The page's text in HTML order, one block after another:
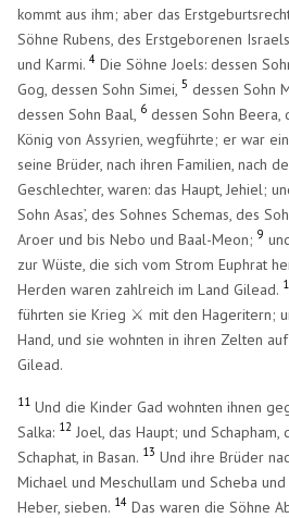
kommt aus ihm; aber das
Söhne Rubens, des Erstgeborenen
und Karmi.4 Die Söhne Joels: dessen
Gog, dessen Sohn Simei,5 dessen Sohn
dessen Sohn Baal,
6 dessen Sohn
König von Assyrien, wegführte; er war
seine Brüder, nach ihren Familien, nach
Geschlechter, waren: das Haupt, Jehiel;
Sohn Asas’, des Sohnes Schemas, des
Aroer und bis Nebo und Baal-Meon;9
zur Wüste, die sich vom Strom Euphrat
Herden waren zahlreich im Land Gilead.
führten sie Krieg ⚔️ mit den Hageritern;
Hand, und sie wohnten in ihren Zelten
Gilead.
11 Und die Kinder Gad wohnten ihnen
Salka: 12 Joel, das Haupt; und
Schaphat, in Basan. 13 Und ihre Brüder
Michael und Meschullam und Scheba und
Heber, sieben. 14 Das waren die Söhne